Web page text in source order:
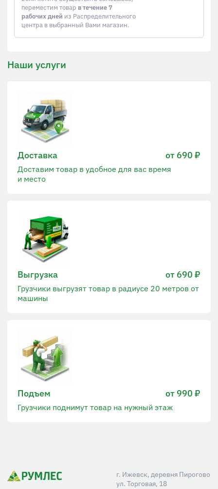
переместим товар в течение 7
рабочих дней из Распределительного
центра в выбранный Вами магазин.
Наши услуги
Доставка от 690 ₽
Доставим товар в удобное для вас время
и место
Выгрузка от 690 ₽
Грузчики выгрузят товар в радиусе 20 метров от
машины
Подъем от 990 ₽
Грузчики поднимут товар на нужный этаж
г. Ижевск, деревня Пирогово
ул. Торговая, 18